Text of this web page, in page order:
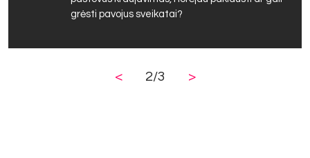
grėsti pavojus sveikatai?
< 2/3 >